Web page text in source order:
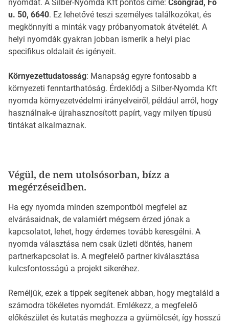
nyomdát. A Silber-Nyomda Kft pontos címe: Csongrád, Fő
u. 50, 6640. Ez lehetővé teszi személyes találkozókat, és
megkönnyíti a minták vagy próbanyomatok átvételét. A
helyi nyomdák gyakran jobban ismerik a helyi piac
specifikus oldalait és igényeit.
Környezettudatosság: Manapság egyre fontosabb a
környezeti fenntarthatóság. Érdeklődj a Silber-Nyomda Kft
nyomda környezetvédelmi irányelveiről, például arról, hogy
használnak-e újrahasznosított papírt, vagy milyen típusú
tintákat alkalmaznak.
Végül, de nem utolsósorban, bízz a
megérzéseidben.
Ha egy nyomda minden szempontból megfelel az
elvárásaidnak, de valamiért mégsem érzed jónak a
kapcsolatot, lehet, hogy érdemes tovább keresgélni. A
nyomda választása nem csak üzleti döntés, hanem
partnerkapcsolat is. A megfelelő partner kiválasztása
kulcsfontosságú a projekt sikeréhez.
Reméljük, ezek a tippek segítenek abban, hogy megtaláld a
számodra tökéletes nyomdát. Emlékezz, a megfelelő
előkészület és kutatás meghozza a gyümölcsét, így hosszú